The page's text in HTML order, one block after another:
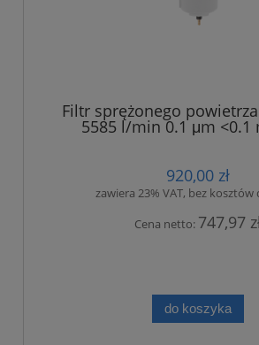
Filtr sprężonego
5585 l/min 0.1 μm <0.1
dokładny
920,00 zł
zawiera 23% VAT, bez
Cena netto: 747,97
do koszyka